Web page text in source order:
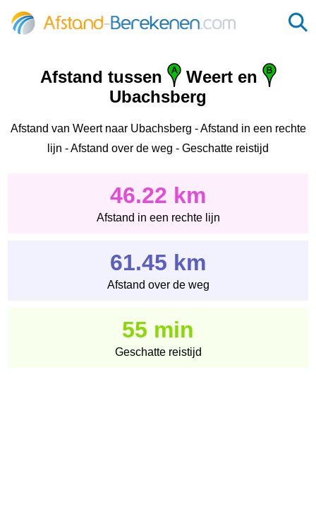
Afstand tussen
Weert en
Ubachsberg
Afstand van Weert naar Ubachsberg - Afstand in een rechte
lijn - Afstand over de weg - Geschatte reistijd
46.22 km
Afstand in een rechte lijn
61.45 km
Afstand over de weg
55 min
Geschatte reistijd